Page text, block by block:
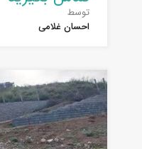
توسط
احسان غلامی